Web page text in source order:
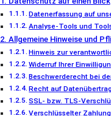
Datenerfassung auf
Analyse-Tools und
2. Allgemeine Hinweise und
Hinweis zur
Widerruf Ihrer
Beschwerderecht bei
Recht auf
SSL- bzw. TLS-
Verschlüsselter